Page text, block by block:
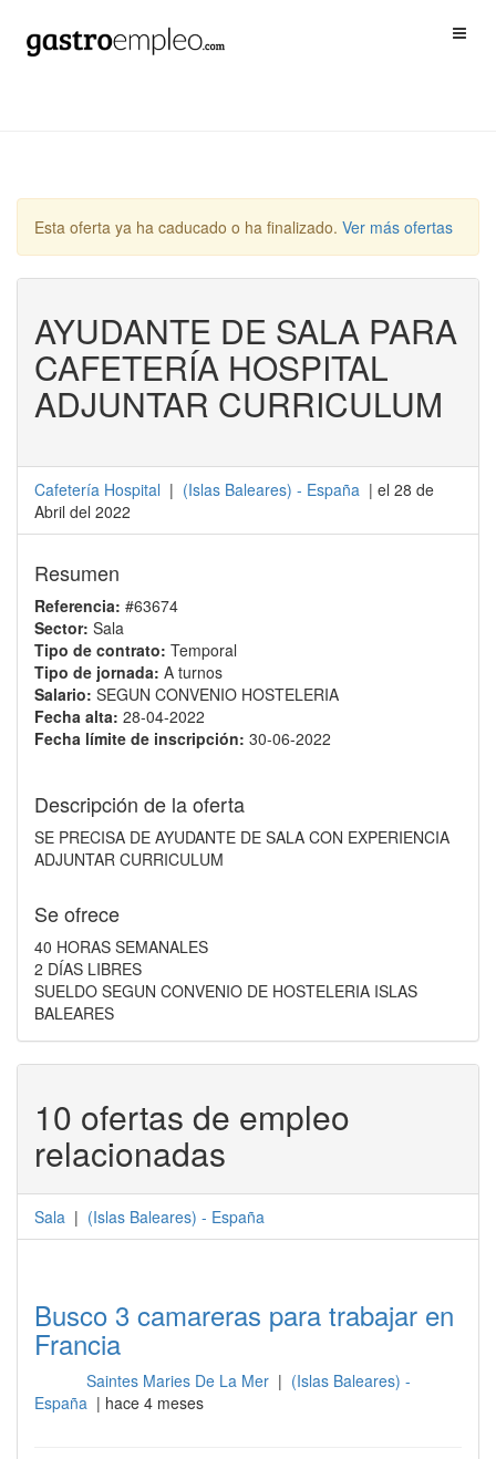
Esta oferta ya ha caducado o ha finalizado. Ver más ofertas
AYUDANTE DE SALA PARA
CAFETERÍA HOSPITAL
ADJUNTAR CURRICULUM
Cafetería Hospital | (Islas Baleares) - España | el 28 de
Abril del 2022
Resumen
Referencia: #63674
Sector: Sala
Tipo de contrato: Temporal
Tipo de jornada: A turnos
Salario: SEGUN CONVENIO HOSTELERIA
Fecha alta: 28-04-2022
Fecha límite de inscripción: 30-06-2022
Descripción de la oferta
SE PRECISA DE AYUDANTE DE SALA CON EXPERIENCIA
ADJUNTAR CURRICULUM
Se ofrece
40 HORAS SEMANALES
2 DÍAS LIBRES
SUELDO SEGUN CONVENIO DE HOSTELERIA ISLAS
BALEARES
10 ofertas de empleo
relacionadas
Sala | (Islas Baleares) - España
Busco 3 camareras para trabajar en
Francia
Saintes Maries De La Mer | (Islas Baleares) -
España | hace 4 meses